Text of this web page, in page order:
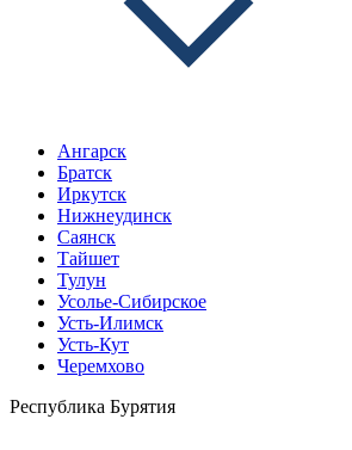
Ангарск
Братск
Иркутск
Нижнеудинск
Саянск
Тайшет
Тулун
Усолье-Сибирское
Усть-Илимск
Усть-Кут
Черемхово
Республика Бурятия